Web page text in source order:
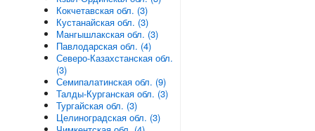
Кокчетавская обл. (3)
Кустанайская обл. (3)
Мангышлакская обл. (3)
Павлодарская обл. (4)
Северо-Казахстанская обл.
(3)
Семипалатинская обл. (9)
Талды-Курганская обл. (3)
Тургайская обл. (3)
Целиноградская обл. (3)